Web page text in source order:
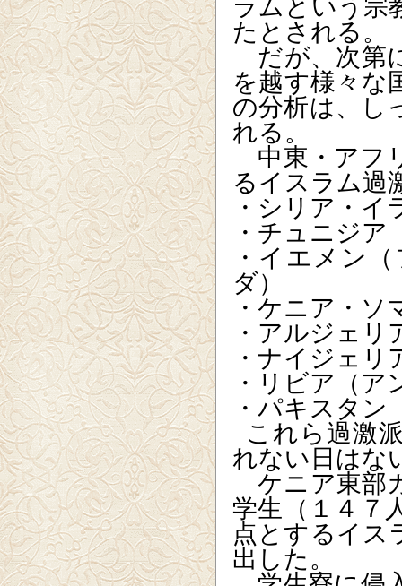
たとされる。
だが、次第
を越す様々な
の分析は、し
れる。
中東・アフ
るイスラム過
・シリア・
・チュニジ
・イエメン
ダ）
・ケニア・ソ
・アルジェ
・ナイジェ
・リビア（
・パキスタ
これら過激
れない日はな
ケニア東部
学生（１４７
点とするイス
出した。